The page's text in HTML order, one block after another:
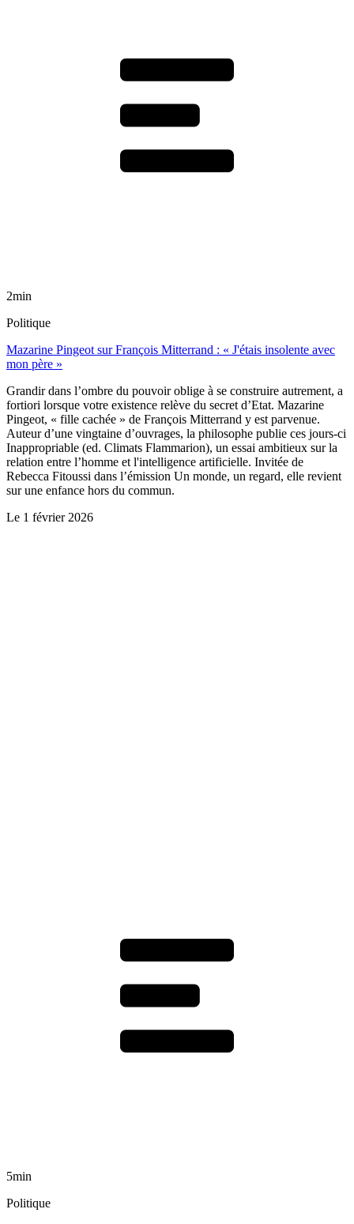
2min
Politique
Mazarine Pingeot sur François Mitterrand : « J'étais insolente avec
mon père »
Grandir dans l’ombre du pouvoir oblige à se construire autrement, a
fortiori lorsque votre existence relève du secret d’Etat. Mazarine
Pingeot, « fille cachée » de François Mitterrand y est parvenue.
Auteur d’une vingtaine d’ouvrages, la philosophe publie ces jours-ci
Inappropriable (ed. Climats Flammarion), un essai ambitieux sur la
relation entre l’homme et l'intelligence artificielle. Invitée de
Rebecca Fitoussi dans l’émission Un monde, un regard, elle revient
sur une enfance hors du commun.
Le 1 février 2026
5min
Politique